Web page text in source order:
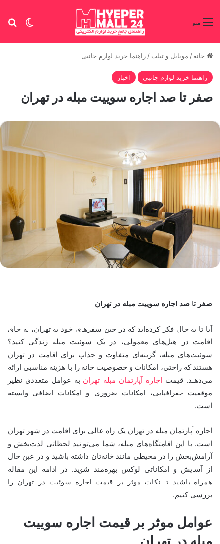
تغییر منو
خانه / موبایل و تبلت / راهنما خرید لوازم جانبی
راهنما خرید لوازم جانبی اخبار
صفر تا صد اجاره سوییت مبله در تهران
صفر تا صد اجاره سوییت مبله در تهران
آیا تا به حال فکر کرده‌اید که در حین سفرهای خود به تهران، به جای
اقامت در هتل‌های معمولی، در یک سوئیت مبله زندگی کنید؟
سوئیت‌های مبله، گزینه‌ای متفاوت و جذاب برای اقامت در تهران
هستند که راحتی، امکانات و خصوصیت خانه را با هزینه مناسبی ارائه
می‌دهند. قیمت اجاره آپارتمان مبله تهران به عوامل متعددی نظیر
موقعیت جغرافیایی، امکانات ضروری و امکانات اضافی وابسته
است.
اجاره آپارتمان مبله در تهران یک راه عالی برای اقامت در شهر تهران
است. با این اقامتگاه‌های مبله، شما می‌توانید لحظاتی لذت‌بخش و
آرامش‌بخش را در محیطی مانند خانه‌تان داشته باشید و در عین حال
از آسایش و امکاناتی لوکس بهره‌مند شوید. در ادامه این مقاله
همراه باشید تا نکات موثر بر قیمت اجاره سوئیت در تهران را
بررسی کنیم.
عوامل موثر بر قیمت اجاره سوییت